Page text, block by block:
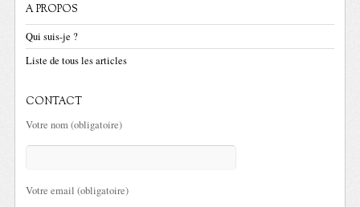
A PROPOS
Qui suis-je ?
Liste de tous les articles
CONTACT
Votre nom (obligatoire)
Votre email (obligatoire)